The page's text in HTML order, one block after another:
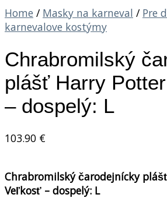
Home / Masky na karneval / Pre
karnevalove kostýmy
Chrabromilský
plášť Harry
– dospelý: L
103.90 €
Chrabromilský čarodejnícky
Veľkosť – dospelý: L